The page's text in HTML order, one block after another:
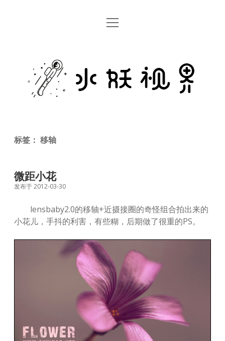
首页
关于
open
妖
视
标签： 移轴
微距小花
发布于 2012-03-30
lensbaby2.0的移轴+近摄接圈的奇怪组合拍出来的
小花儿，手抖的利害，有些糊，后期做了很重的PS。